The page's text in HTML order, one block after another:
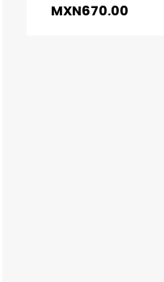
MXN670.00